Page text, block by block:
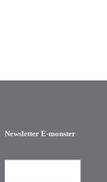
Newsletter E-monster